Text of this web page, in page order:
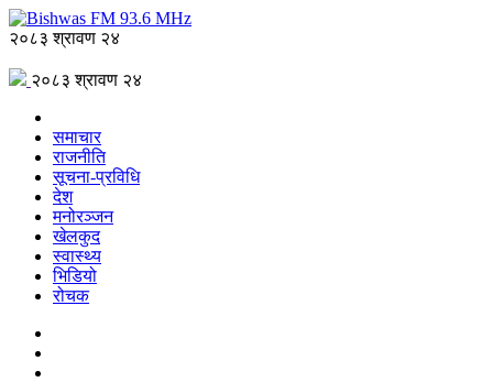
२०८३ श्रावण २४
२०८३ श्रावण २४
समाचार
राजनीति
सूचना-प्रविधि
देश
मनोरञ्जन
खेलकुद
स्वास्थ्य
भिडियो
रोचक